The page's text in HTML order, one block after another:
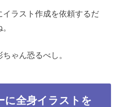
ラスト作成を依頼するだ
ゃん恐るべし。
に全身イラストを